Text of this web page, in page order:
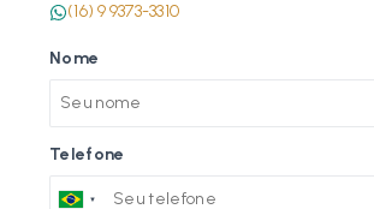
(16) 9 9373-3310
Nome
Telefone